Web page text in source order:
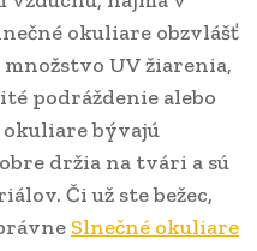
okuliare obzvlášť
UV žiarenia,
podráždenie alebo
okuliare bývajú
držia na tvári a sú
Či už ste bežec,
Slnečné okuliare